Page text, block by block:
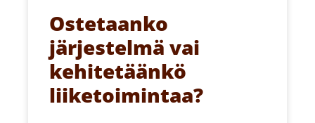
Ostetaanko
järjestelmä vai
kehitetäänkö
liiketoimintaa?